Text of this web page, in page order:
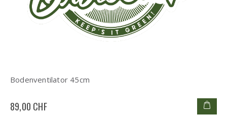
Bodenventilator 45cm
89,00 CHF